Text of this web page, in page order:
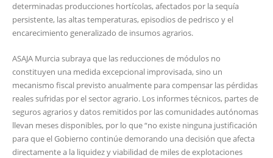
determinadas producciones hortícolas, afectados por la sequía
persistente, las altas temperaturas, episodios de pedrisco y el
encarecimiento generalizado de insumos agrarios.
ASAJA Murcia subraya que las reducciones de módulos no
constituyen una medida excepcional improvisada, sino un
mecanismo fiscal previsto anualmente para compensar las pérdidas
reales sufridas por el sector agrario. Los informes técnicos, partes de
seguros agrarios y datos remitidos por las comunidades autónomas
llevan meses disponibles, por lo que “no existe ninguna justificación
para que el Gobierno continúe demorando una decisión que afecta
directamente a la liquidez y viabilidad de miles de explotaciones